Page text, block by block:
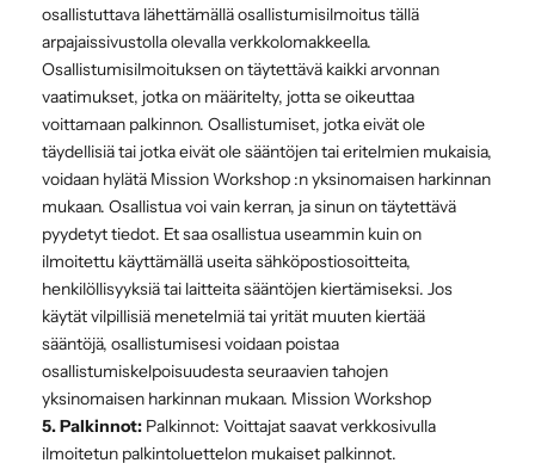
osallistuttava lähettämällä osallistumisilmoitus tällä
arpajaissivustolla olevalla verkkolomakkeella.
Osallistumisilmoituksen on täytettävä kaikki arvonnan
vaatimukset, jotka on määritelty, jotta se oikeuttaa
voittamaan palkinnon. Osallistumiset, jotka eivät ole
täydellisiä tai jotka eivät ole sääntöjen tai eritelmien mukaisia,
voidaan hylätä Mission Workshop :n yksinomaisen harkinnan
mukaan. Osallistua voi vain kerran, ja sinun on täytettävä
pyydetyt tiedot. Et saa osallistua useammin kuin on
ilmoitettu käyttämällä useita sähköpostiosoitteita,
henkilöllisyyksiä tai laitteita sääntöjen kiertämiseksi. Jos
käytät vilpillisiä menetelmiä tai yrität muuten kiertää
sääntöjä, osallistumisesi voidaan poistaa
osallistumiskelpoisuudesta seuraavien tahojen
yksinomaisen harkinnan mukaan. Mission Workshop
5. Palkinnot: Palkinnot: Voittajat saavat verkkosivulla
ilmoitetun palkintoluettelon mukaiset palkinnot.